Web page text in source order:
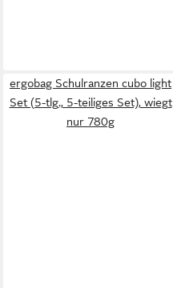
ergobag Schulranzen cubo light
Set (5-tlg., 5-teiliges Set), wiegt
nur 780g